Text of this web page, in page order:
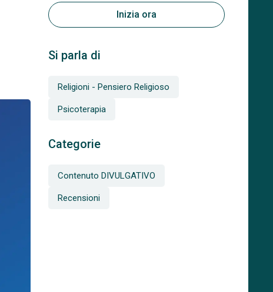
Si parla di
Religioni - Pensiero Religioso
Psicoterapia
Categorie
Contenuto DIVULGATIVO
Recensioni
Inizia ora